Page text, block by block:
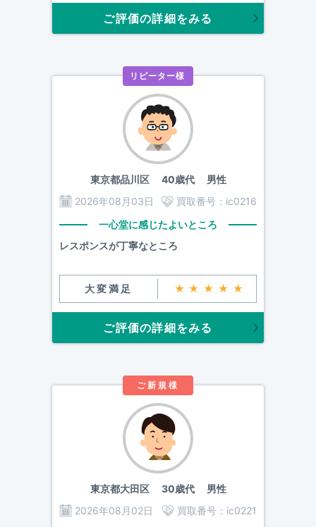
ご評価の詳細をみる
リピーター様
東京都品川区40歳代 男性
2026年08月03日
買取番号： ic0216
一心堂に感じたよいところ
レスポンスが丁寧なところ
大変満足 ★★★★★
ご評価の詳細をみる
ご新規様
東京都大田区30歳代 男性
2026年08月02日
買取番号： ic0221